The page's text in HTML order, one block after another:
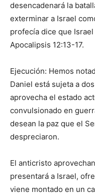
desencadenará la
exterminar a Israel
profecía dice que
Apocalipsis 12:13-17.
Ejecución: Hemos
Daniel está sujeta a
aprovecha el estado
convulsionado en
desean la paz que el
despreciaron.
El anticristo
presentará a Israel,
viene montado en un